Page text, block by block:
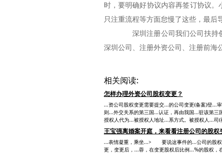
时，要明确好协议内容再签订协议
只注重流程等方面怠慢了这些，最后
深圳注册公司我们公司扶持
深圳公司、注册外资公司、注册前海
相关阅读:
怎样办理外资公司股权变更？
...资公司股权变更需要提交...的公司变更(备案)登
则...外交关系的第三国...认证，再由我国...驻该第
授权人代为...被授权人地址...系方式。被授权人...
王宝强离婚案开庭，来看看注册公司的股权
...表情凝重，乘坐...> 要说这事件的...公司的股
更，变更后，...蓉，在变更股权后比例...%的股权